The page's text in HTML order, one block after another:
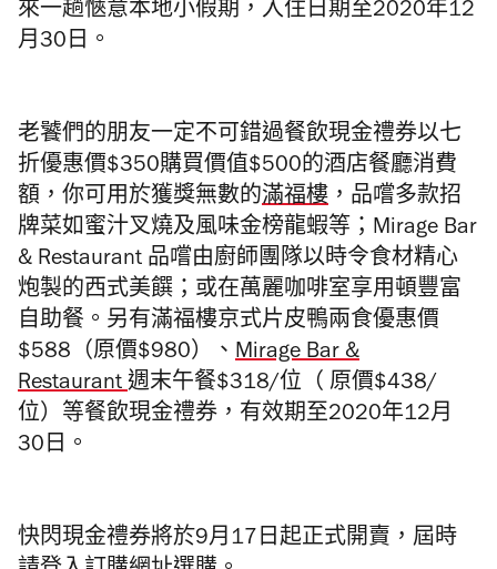
來一趟愜意本地小假期，入住日期至2020年12
月30日。
老饕們的朋友一定不可錯過餐飲現金禮券以七
折優惠價$350購買價值$500的酒店餐廳消費
額，你可用於獲獎無數的滿福樓 ，品嚐多款招
牌菜如蜜汁叉燒及風味金榜龍蝦等；Mirage Bar
& Restaurant 品嚐由廚師團隊以時令食材精心
炮製的西式美饌；或在萬麗咖啡室享用頓豐富
自助餐。另有滿福樓京式片皮鴨兩食優惠價
$588（原價$980）、 Mirage Bar &
Restaurant週末午餐$318/位（ 原價$438/
位）等餐飲現金禮券，有效期至2020年12月
30日。
快閃現金禮券將於9月17日起正式開賣，屆時